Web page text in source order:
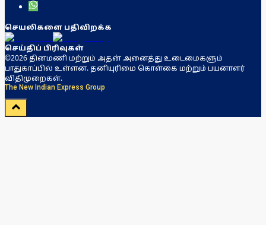
செயலிகளை பதிவிறக்க
செய்திப் பிரிவுகள்
©2026 தினமணி மற்றும் அதன் அனைத்து உடைமைகளும்
பாதுகாப்பில் உள்ளன. தனியுரிமை கொள்கை மற்றும் பயனாளர்
விதிமுறைகள்.
The New Indian Express Group